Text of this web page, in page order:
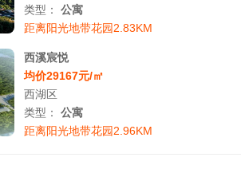
类型： 公寓
距离阳光地带花园2.83KM
西溪宸悦
均价29167元/㎡
西湖区
类型： 公寓
距离阳光地带花园2.96KM